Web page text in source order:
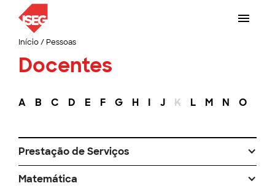
Início/ Pessoas
Docentes
A B C D E F G H I J K L M N O
Prestação de Serviços
Matemática